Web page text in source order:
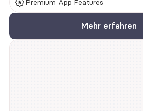
Mehr erfahren